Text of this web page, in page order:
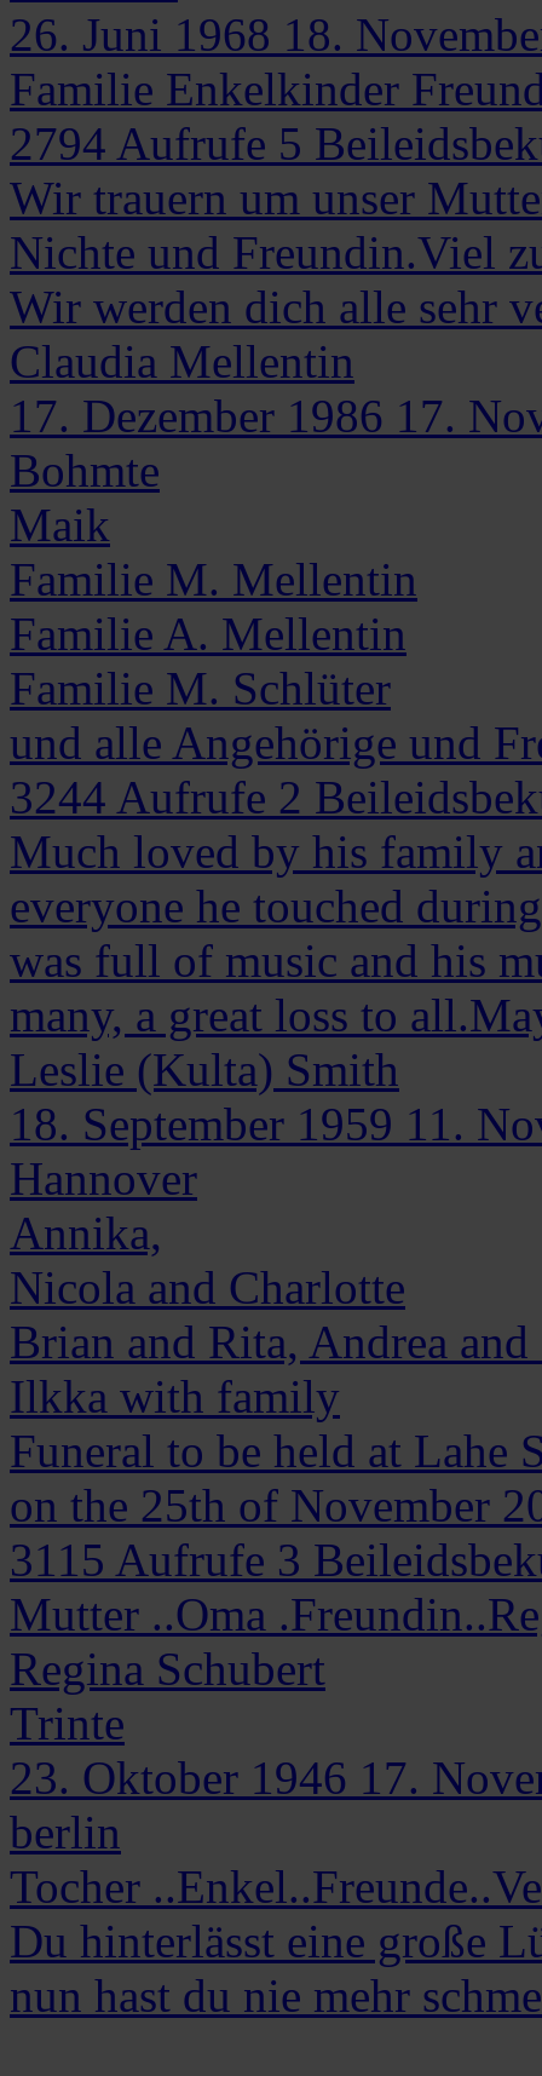
26. Juni 1968 18.
Familie Enkelkinder
2794 Aufrufe 5
Wir trauern um unser
Nichte und Freundin.Viel
Wir werden dich alle sehr
Claudia Mellentin
17. Dezember 1986 17.
Bohmte
Maik
Familie M. Mellentin
Familie A. Mellentin
Familie M. Schlüter
und alle Angehörige und
3244 Aufrufe 2
Much loved by his family
everyone he touched
was full of music and his
many, a great loss to
Leslie (Kulta) Smith
18. September 1959 11.
Hannover
Annika,
Nicola and Charlotte
Brian and Rita, Andrea
Ilkka with family
Funeral to be held at Lahe
on the 25th of November
3115 Aufrufe 3
Mutter ..Oma
Regina Schubert
Trinte
23. Oktober 1946 17.
berlin
Tocher
Du hinterlässt eine große
nun hast du nie mehr